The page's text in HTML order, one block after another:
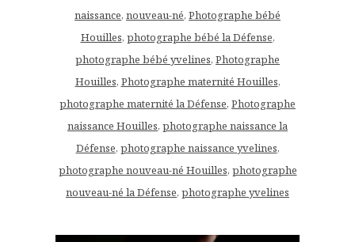
naissance, nouveau-né, Photographe bébé
Houilles, photographe bébé la Défense,
photographe bébé yvelines, Photographe
Houilles, Photographe maternité Houilles,
photographe maternité la Défense, Photographe
naissance Houilles, photographe naissance la
Défense, photographe naissance yvelines,
photographe nouveau-né Houilles, photographe
nouveau-né la Défense, photographe yvelines